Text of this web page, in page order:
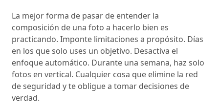
La mejor forma de pasar de entender la
composición de una foto a hacerlo bien es
practicando. Imponte limitaciones a propósito. Días
en los que solo uses un objetivo. Desactiva el
enfoque automático. Durante una semana, haz solo
fotos en vertical. Cualquier cosa que elimine la red
de seguridad y te obligue a tomar decisiones de
verdad.